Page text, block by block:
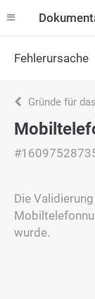
Fehlerursache
Gründe für
Die
wurde.